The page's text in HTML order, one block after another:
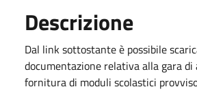
Descrizione
Dal link sottostante è possibile
documentazione relativa alla gara di
fornitura di moduli scolastici